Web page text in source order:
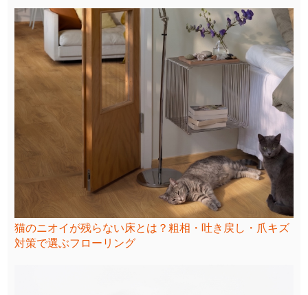
猫のニオイが残らない床とは？粗相・吐き戻し・爪キズ
対策で選ぶフローリング